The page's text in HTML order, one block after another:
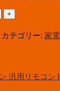
カテゴリー: 家電